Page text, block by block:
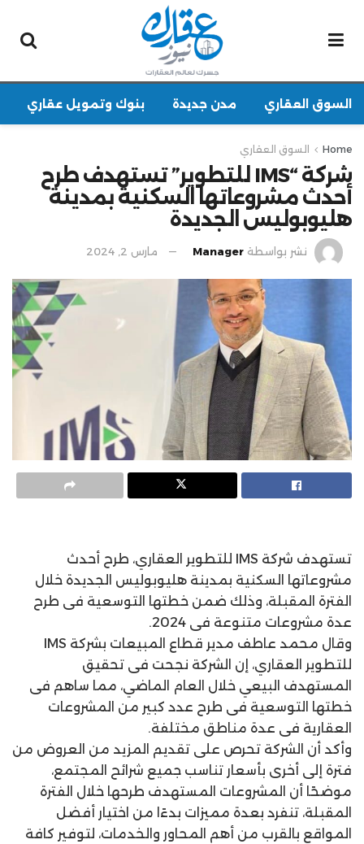
السوق العقاري مدن جديدة بنوك وتمويل عقاري
Home السوق العقاري
شركة “IMS للتطوير” تستهدف طرح
أحدث مشروعاتها السكنية بمدينة
هليوبوليس الجديدة
نشر بواسطة Manager مارس 2, 2024
تستهدف شركة IMS للتطوير العقاري، طرح أحدث
مشروعاتها السكنية بمدينة هليوبوليس الجديدة خلال
الفترة المقبلة، وذلك ضمن خطتها التوسعية فى طرح
عدة مشروعات متنوعة فى 2024.
وقال محمد عاطف مدير قطاع المبيعات بشركة IMS
للتطوير العقاري، إن الشركة نجحت فى تحقيق
المستهدف البيعي خلال العام الماضي، مما ساهم فى
خطتها التوسعية فى طرح عدد كبير من المشروعات
العقارية فى عدة مناطق مختلفة.
وأكد أن الشركة تحرص على تقديم المزيد من العروض من
فترة إلى أخرى بأسعار تناسب جميع شرائح المجتمع،
موضحًا أن المشروعات المستهدف طرحها خلال الفترة
المقبلة، تنفرد بعدة مميزات بدءًا من اختيار أفضل
المواقع بالقرب من أهم المحاور والخدمات، لتوفير كافة